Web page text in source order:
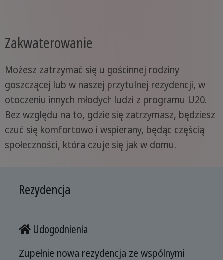
Zakwaterowanie
Możesz zatrzymać się u gościnnej rodziny
goszczącej lub w naszej przytulnej rezydencji, w
otoczeniu innych młodych ludzi z programu U20.
Bez względu na to, gdzie się zatrzymasz, będziesz
czuć się komfortowo i wspierany, będąc częścią
społeczności, która czuje się jak w domu.
Rezydencja
Udogodnienia
Zupełnie nowa rezydencja ze wspólnymi